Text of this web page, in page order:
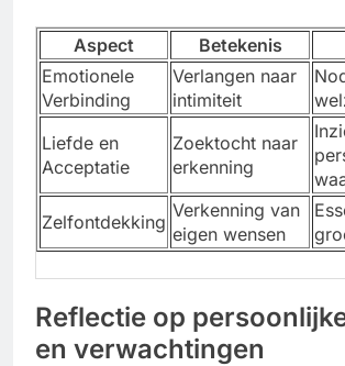
Aspect Betekenis
Emotionele
Verbinding
Verlangen naar
intimiteit
Liefde en
Acceptatie
Zoektocht naar
erkenning
Zelfontdekking
Verkenning van
eigen wensen
Reflectie op
en verwachtingen